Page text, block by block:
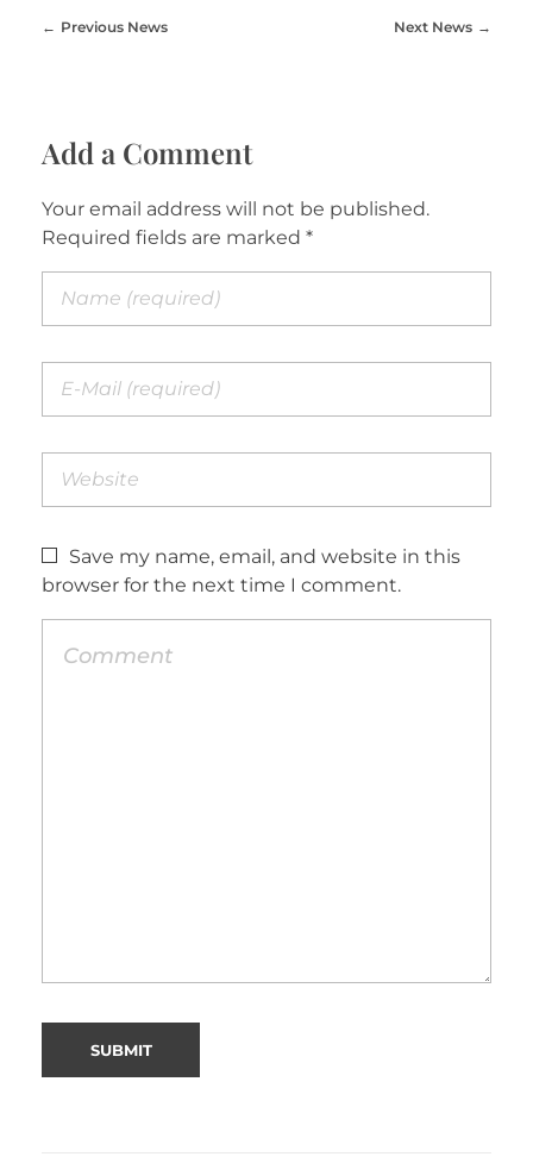
Previous News Next News
Add a Comment
Your email address will not be published.
Required fields are marked *
Save my name, email, and website in this
browser for the next time I comment.